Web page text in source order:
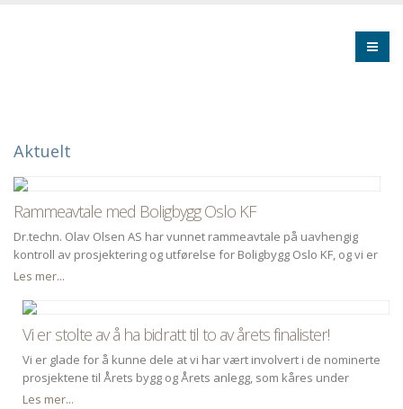
Aktuelt
Rammeavtale med Boligbygg Oslo KF
Dr.techn. Olav Olsen AS har vunnet rammeavtale på uavhengig
kontroll av prosjektering og utførelse for Boligbygg Oslo KF, og vi er
svært glade for å ha med oss Asenti og Omega Akerholdt som
Les mer...
Vi er stolte av å ha bidratt til to av årets finalister!
Vi er glade for å kunne dele at vi har vært involvert i de nominerte
prosjektene til Årets bygg og Årets anlegg, som kåres under
Byggedagene i Oslo i slutten av mars.
Les mer...